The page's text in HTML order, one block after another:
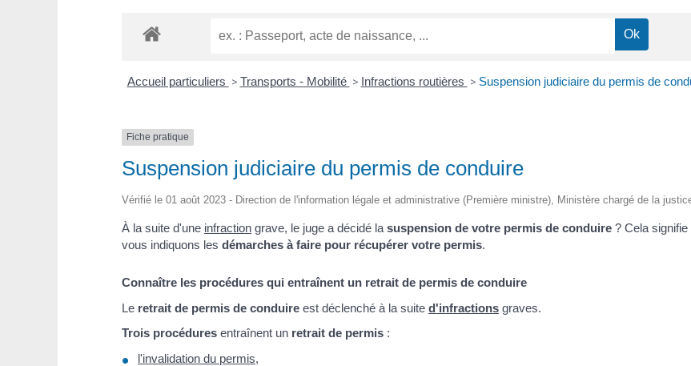
Accueil particuliers > Transports - Mobilité > Infractions routières > Suspension judiciaire du permis de
Fiche pratique
Suspension judiciaire du permis de conduire
Vérifié le 01 août 2023 - Direction de l'information légale et administrative (Première ministre), Ministère chargé de la
À la suite d'une infraction grave, le juge a décidé la suspension de votre permis de conduire ? Cela
vous indiquons les démarches à faire pour récupérer votre permis.
Connaître les procédures qui entraînent un retrait de permis de conduire
Le retrait de permis de conduire est déclenché à la suite d'infractions graves.
Trois procédures entraînent un retrait de permis :
l'invalidation du permis,